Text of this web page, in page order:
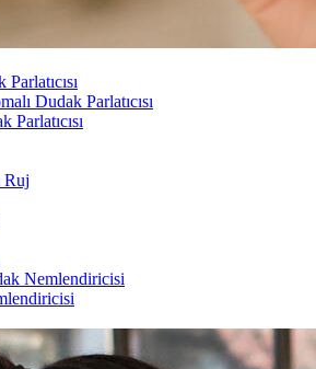
Dudak Parlatıcısı
Parlatıcısı
Ruj
Nemlendiricisi